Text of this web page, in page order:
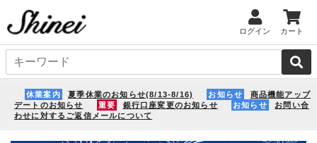
ログイン カート
休業案内 夏季休業のお知らせ(8/13-8/16) お知らせ
商品機能アップ
デートのお知らせ
重要 銀行口座変更のお知らせ お知らせ
お問い合
わせに対するご返信メールについて